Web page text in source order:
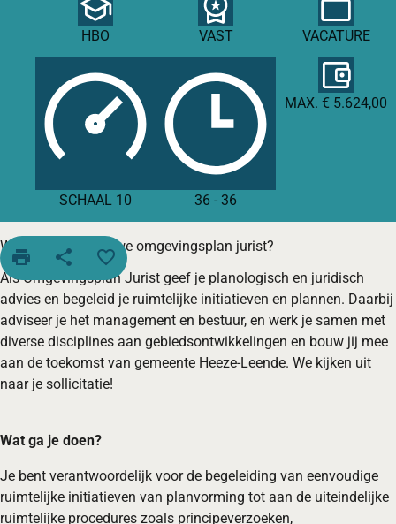
HBO VAST VACATURE
SCHAAL 10 36 - 36
MAX. € 5.624,00
print share favorite_border
Wordt jij onze nieuwe omgevingsplan jurist?
Als Omgevingsplan Jurist geef je planologisch en juridisch
advies en begeleid je ruimtelijke initiatieven en plannen. Daarbij
adviseer je het management en bestuur, en werk je samen met
diverse disciplines aan gebiedsontwikkelingen en bouw jij mee
aan de toekomst van gemeente Heeze-Leende. We kijken uit
naar je sollicitatie!
Wat ga je doen?
Je bent verantwoordelijk voor de begeleiding van eenvoudige
ruimtelijke initiatieven van planvorming tot aan de uiteindelijke
ruimtelijke procedures zoals principeverzoeken,